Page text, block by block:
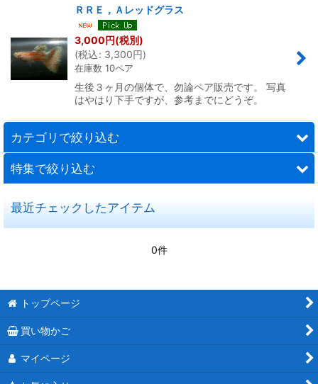
ＲＲＥ，Ａレッドグラス
3,000円(税別)
(税込: 3,300円)
在庫数 10ペア
生後３ヶ月の個体で、勿論ペア販売です。 写真
はやはり下手ですが、参考までにどうぞ。
カテゴリで絞り込む
グラス
タキシード
スワロー
モザイク
ソリッド（単色）
特集で絞り込む
国産グッピー
餌
最近チェックしたアイテム
0件
トップページ
買い物かご
マイページ